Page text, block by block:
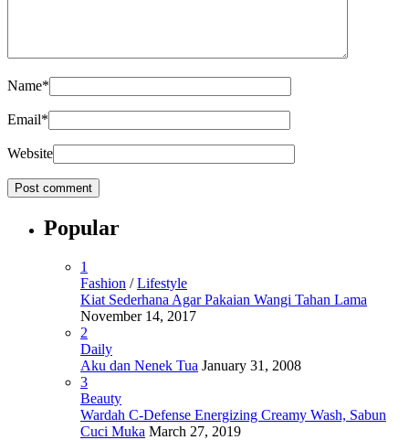
Name*
Email*
Website
Popular
1
Fashion /Lifestyle
Kiat Sederhana Agar Pakaian Wangi Tahan Lama
November 14, 2017
2
Daily
Aku dan Nenek Tua January 31, 2008
3
Beauty
Wardah C-Defense Energizing Creamy Wash, Sabun
Cuci Muka March 27, 2019